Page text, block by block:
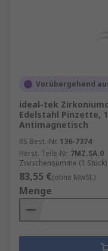
Vorübergehend
ideal-tek
Edelstahl Pinzette,
Antimagnetisch
RS Best.-Nr. 136-7374
Herst. Teile-Nr. 7MZ.SA.0
Zwischensumme (1 Stück)
83,55 €(ohne MwSt.)
Menge